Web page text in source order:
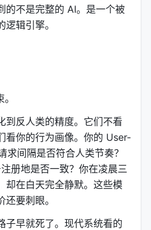
的不是完整的 AI。是一个被
辑引擎。
到反人类的精度。它们不看
看你的行为画像。你的 User-
间隔是否符合人类节奏？
册地是否一致？你在凌晨三
却在白天完全静默。这些模
要刺眼。
早就死了。现代系统看的